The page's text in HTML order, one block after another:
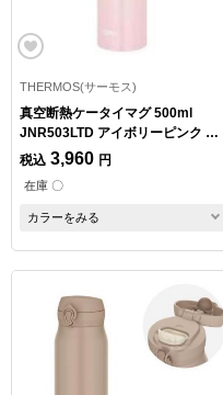
THERMOS(サーモス)
真空断熱ケータイマグ 500ml
JNR503LTD アイボリーピンク サ
ーモス 水筒
税込 3,960 円
在庫 〇
カラーをみる